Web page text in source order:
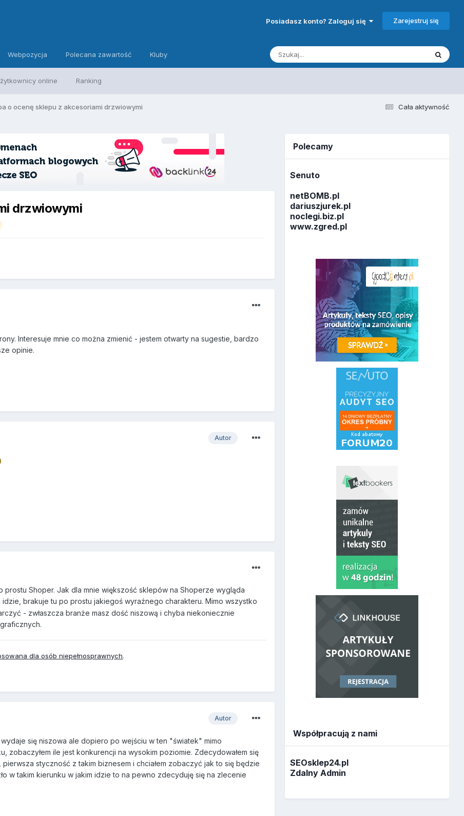
Posiadasz konto? Zaloguj się Zarejestruj się
online Ranking
Webpozycja Polecana zawartość Kluby
Cała aktywność
o ocenę sklepu z akcesoriami drzwiowymi
drzwiowymi
Interesuje mnie co można zmienić - jestem otwarty na sugestie, bardzo
opinie.
Autor
prostu Shoper. Jak dla mnie większość sklepów na Shoperze wygląda
idzie, brakuje tu po prostu jakiegoś wyraźnego charakteru. Mimo wszystko
- zwłaszcza branże masz dość niszową i chyba niekoniecznie
dla osób niepełnosprawnych.
Autor
się niszowa ale dopiero po wejściu w ten "światek" mimo
zobaczyłem ile jest konkurencji na wysokim poziomie. Zdecydowałem się
styczność z takim biznesem i chciałem zobaczyć jak to się będzie
w takim kierunku w jakim idzie to na pewno zdecyduję się na zlecenie
Polecamy
Senuto
netBOMB.pl
dariuszjurek.pl
noclegi.biz.pl
www.zgred.pl
Współpracują z nami
SEOsklep24.pl
Zdalny Admin